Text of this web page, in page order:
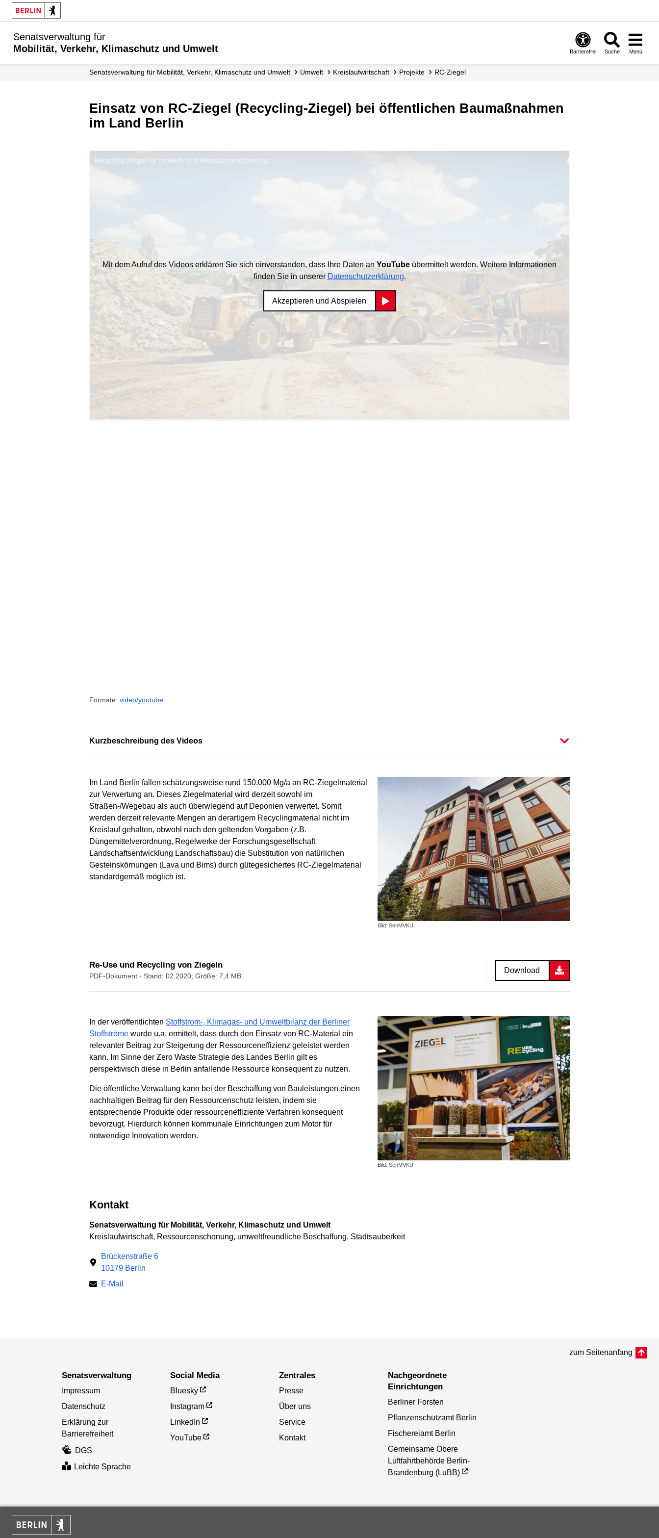
Senatsverwaltung für
Mobilität, Verkehr, Klimaschutz und Umwelt
Barrierefrei Suche Menü
Senatsverwaltung für Mobilität, Verkehr, Klimaschutz und Umwelt Umwelt Kreislauf­wirtschaft Projekte RC-Ziegel
Einsatz von RC-Ziegel (Recycling-Ziegel) bei öffentlichen Baumaßnahmen
im Land Berlin
Mit dem Aufruf des Videos erklären Sie sich einverstanden, dass Ihre Daten an YouTube übermittelt werden. Weitere Informationen
finden Sie in unserer Datenschutzerklärung.
Akzeptieren und Abspielen
Formate: video/youtube
Kurzbeschreibung des Videos
Bild: SenMVKU
Im Land Berlin fallen schätzungsweise rund 150.000 Mg/a an RC-Ziegelmaterial
zur Verwertung an. Dieses Ziegelmaterial wird derzeit sowohl im
Straßen-/Wegebau als auch überwiegend auf Deponien verwertet. Somit
werden derzeit relevante Mengen an derartigem Recyclingmaterial nicht im
Kreislauf gehalten, obwohl nach den geltenden Vorgaben (z.B.
Düngemittelverordnung, Regelwerke der Forschungsgesellschaft
Landschaftsentwicklung Landschaftsbau) die Substitution von natürlichen
Gesteinskörnungen (Lava und Bims) durch gütegesichertes RC-Ziegelmaterial
standardgemäß möglich ist.
Re-Use und Recycling von Ziegeln
PDF-Dokument - Stand: 02.2020; Größe: 7,4 MB
Download
Bild: SenMVKU
In der veröffentlichten Stoffstrom-, Klimagas- und Umweltbilanz der Berliner
Stoffströme wurde u.a. ermittelt, dass durch den Einsatz von RC-Material ein
relevanter Beitrag zur Steigerung der Ressourceneffizienz geleistet werden
kann. Im Sinne der Zero Waste Strategie des Landes Berlin gilt es
perspektivisch diese in Berlin anfallende Ressource konsequent zu nutzen.
Die öffentliche Verwaltung kann bei der Beschaffung von Bauleistungen einen
nachhaltigen Beitrag für den Ressourcenschutz leisten, indem sie
entsprechende Produkte oder ressourceneffiziente Verfahren konsequent
bevorzugt. Hierdurch können kommunale Einrichtungen zum Motor für
notwendige Innovation werden.
Kontakt
Senatsverwaltung für Mobilität, Verkehr, Klimaschutz und Umwelt
Kreislaufwirtschaft, Ressourcenschonung, umweltfreundliche Beschaffung, Stadtsauberkeit
Brückenstraße 6
10179 Berlin
E-Mail
zum Seitenanfang
Senatsverwaltung
Impressum
Datenschutz
Erklärung zur
Barrierefreiheit
DGS
Leichte Sprache
Social Media
Bluesky
Instagram
LinkedIn
YouTube
Zentrales
Presse
Über uns
Service
Kontakt
Nachgeordnete
Einrichtungen
Berliner Forsten
Pflanzenschutzamt Berlin
Fischereiamt Berlin
Gemeinsame Obere
Luftfahrtbehörde Berlin-
Brandenburg (LuBB)